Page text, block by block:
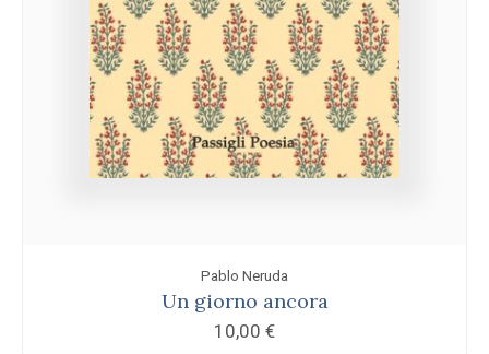
Pablo Neruda
Un giorno ancora
10,00 €